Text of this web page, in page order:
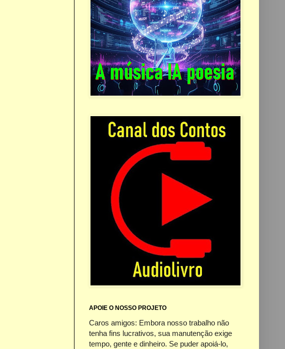
APOIE O NOSSO PROJETO
Caros amigos: Embora nosso trabalho não
tenha fins lucrativos, sua manutenção exige
tempo, gente e dinheiro. Se puder apoiá-lo,